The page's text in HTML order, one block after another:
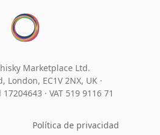
Marketplace Ltd.
London, EC1V 2NX, UK ·
17204643 · VAT 519 9116 71
Política de privacidad